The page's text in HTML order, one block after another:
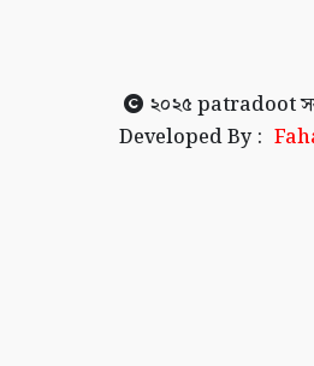
২০২৫ patradoot
Developed By :